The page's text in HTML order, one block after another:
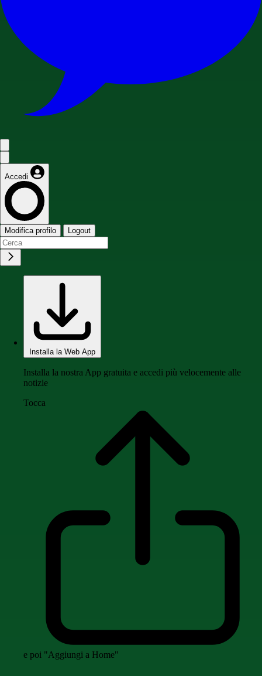
Accedi
Modifica profilo Logout
Installa la Web App
Installa la nostra App gratuita e accedi più velocemente alle
notizie
Tocca
e poi "Aggiungi a Home"